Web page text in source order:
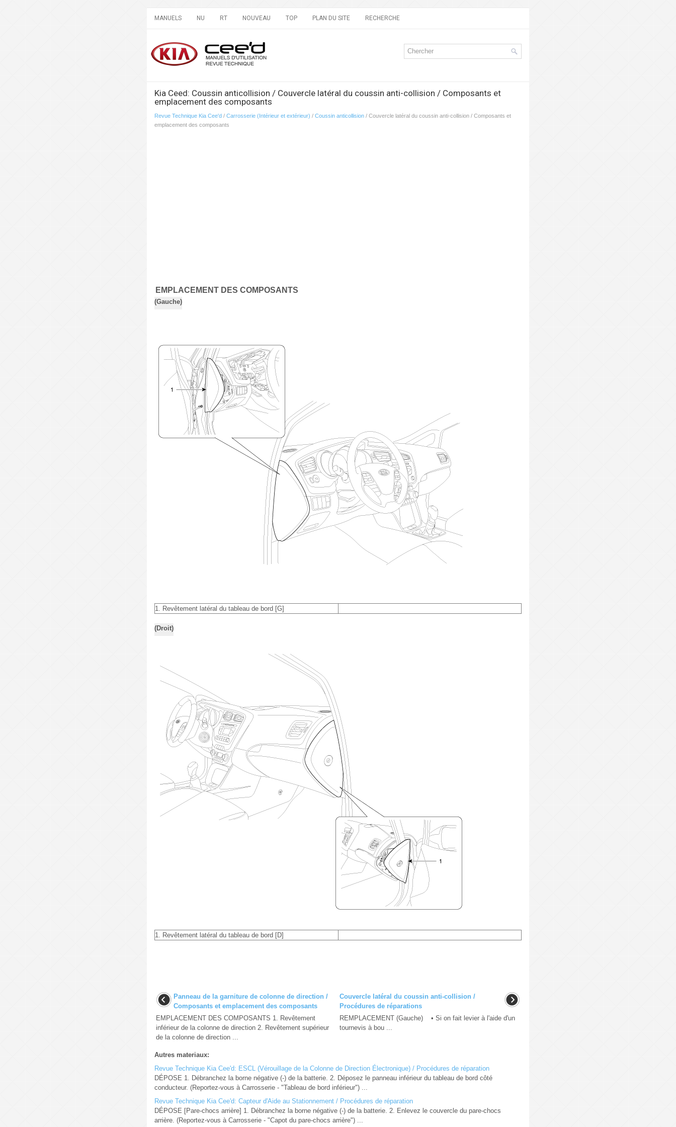
MANUELS NU RT NOUVEAU TOP PLAN DU SITE RECHERCHE
Kia Ceed: Coussin anticollision / Couvercle latéral du coussin anti-collision / Composants et
emplacement des composants
Revue Technique Kia Cee'd / Carrosserie (Intérieur et extérieur) / Coussin anticollision / Couvercle latéral du coussin anti-collision / Composants et
emplacement des composants
EMPLACEMENT DES COMPOSANTS
(Gauche)
1. Revêtement latéral du tableau de bord [G]
(Droit)
1. Revêtement latéral du tableau de bord [D]
Panneau de la garniture de colonne de direction /
Composants et emplacement des composants
EMPLACEMENT DES COMPOSANTS 1. Revêtement
inférieur de la colonne de direction 2. Revêtement supérieur
de la colonne de direction ...
Couvercle latéral du coussin anti-collision /
Procédures de réparations
REMPLACEMENT (Gauche) • Si on fait levier à l'aide d'un
tournevis à bou ...
Autres materiaux:
Revue Technique Kia Cee'd: ESCL (Vérouillage de la Colonne de Direction Électronique) / Procédures de réparation
DÉPOSE 1. Débranchez la borne négative (-) de la batterie. 2. Déposez le panneau inférieur du tableau de bord côté
conducteur. (Reportez-vous à Carrosserie - "Tableau de bord inférieur") ...
Revue Technique Kia Cee'd: Capteur d'Aide au Stationnement / Procédures de réparation
DÉPOSE [Pare-chocs arrière] 1. Débranchez la borne négative (-) de la batterie. 2. Enlevez le couvercle du pare-chocs
arrière. (Reportez-vous à Carrosserie - "Capot du pare-chocs arrière") ...